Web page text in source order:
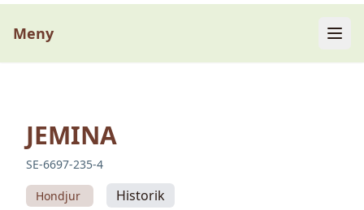
Meny
JEMINA
SE-6697-235-4
Hondjur Historik